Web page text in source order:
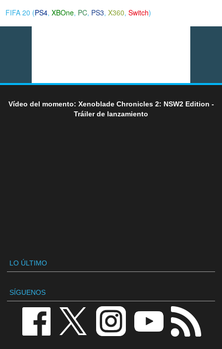
FIFA 20 (PS4,XBOne, PC, PS3,X360,Switch)
Vídeo del momento: Xenoblade Chronicles 2: NSW2 Edition -
Tráiler de lanzamiento
LO ÚLTIMO
SÍGUENOS